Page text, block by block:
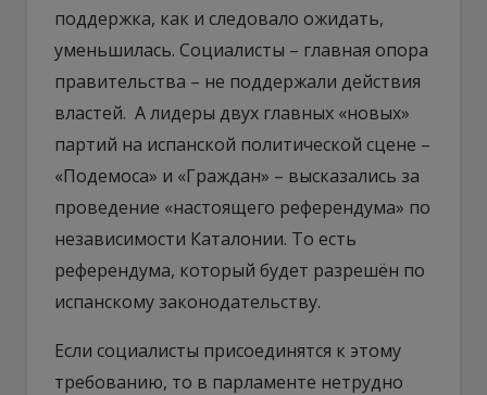
поддержка, как и следовало ожидать,
уменьшилась. Социалисты – главная опора
правительства – не поддержали действия
властей. А лидеры двух главных «новых»
партий на испанской политической сцене –
«Подемоса» и «Граждан» – высказались за
проведение «настоящего референдума» по
независимости Каталонии. То есть
референдума, который будет разрешён по
испанскому законодательству.
Если социалисты присоединятся к этому
требованию, то в парламенте нетрудно